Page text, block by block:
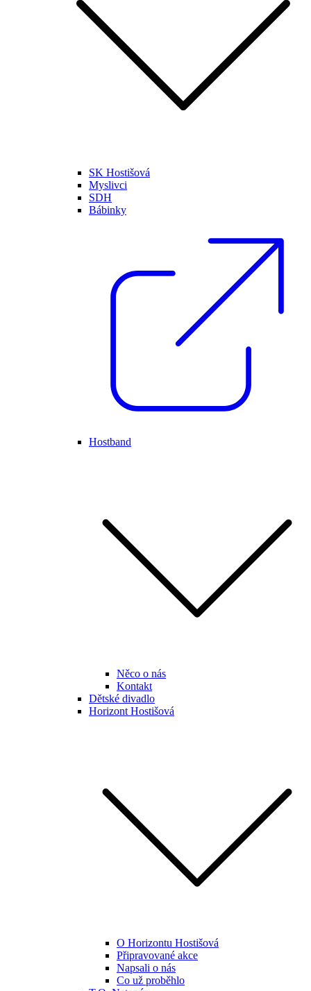
SK Hostišová
Myslivci
SDH
Bábinky
Hostband
Něco o nás
Kontakt
Dětské divadlo
Horizont Hostišová
O Horizontu Hostišová
Připravované akce
Napsali o nás
Co už proběhlo